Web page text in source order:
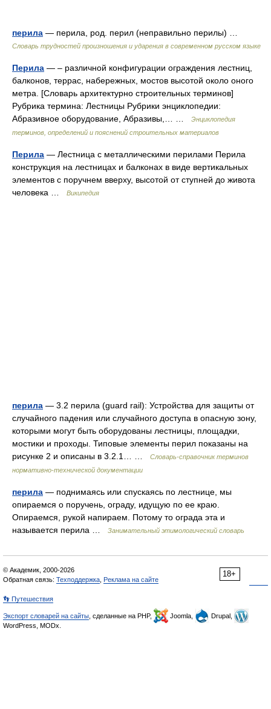
перила — перила, род. перил (неправильно перилы) …
Словарь трудностей произношения и ударения в современном русском языке
Перила — – различной конфигурации ограждения лестниц,
балконов, террас, набережных, мостов высотой около оного
метра. [Словарь архитектурно строительных терминов]
Рубрика термина: Лестницы Рубрики энциклопедии:
Абразивное оборудование, Абразивы,… …
Энциклопедия
терминов, определений и пояснений строительных материалов
Перила — Лестница с металлическими перилами Перила
конструкция на лестницах и балконах в виде вертикальных
элементов с поручнем вверху, высотой от ступней до живота
человека …
Википедия
перила — 3.2 перила (guard rail): Устройства для защиты от
случайного падения или случайного доступа в опасную зону,
которыми могут быть оборудованы лестницы, площадки,
мостики и проходы. Типовые элементы перил показаны на
рисунке 2 и описаны в 3.2.1… …
Словарь-справочник терминов
нормативно-технической документации
перила — поднимаясь или спускаясь по лестнице, мы
опираемся о поручень, ограду, идущую по ее краю.
Опираемся, рукой напираем. Потому то ограда эта и
называется перила …
Занимательный этимологический словарь
18+
© Академик, 2000-2026
Обратная связь: Техподдержка Реклама на сайте
👣 Путешествия
Экспорт словарей на сайты , сделанные на PHP, Joomla,
Drupal,
WordPress, MODx.